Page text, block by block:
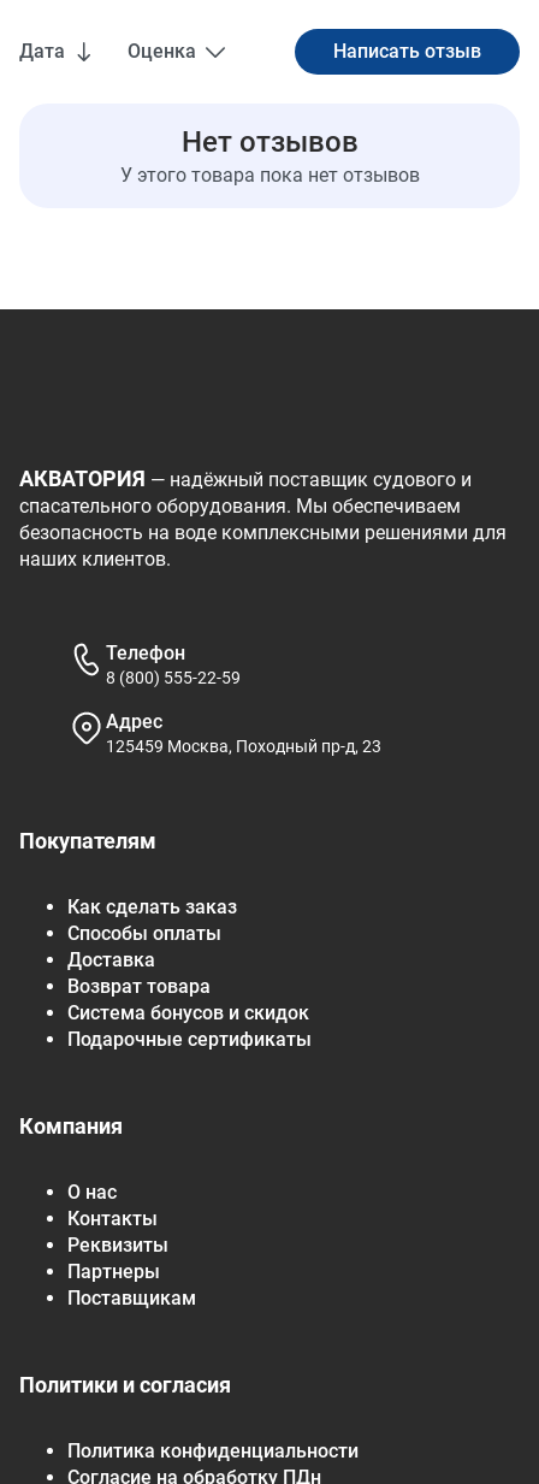
Дата Оценка
Нет отзывов
У этого товара пока нет отзывов
АКВАТОРИЯ — надёжный поставщик судового и
спасательного оборудования. Мы обеспечиваем
безопасность на воде комплексными решениями для
наших клиентов.
Покупателям
Как сделать заказ
Способы оплаты
Доставка
Возврат товара
Система бонусов и скидок
Подарочные сертификаты
Компания
О нас
Контакты
Реквизиты
Партнеры
Поставщикам
Политики и согласия
Политика конфиденциальности
Согласие на обработку ПДн
Телефон
8 (800) 555-22-59
Адрес
125459 Москва, Походный пр-д, 23